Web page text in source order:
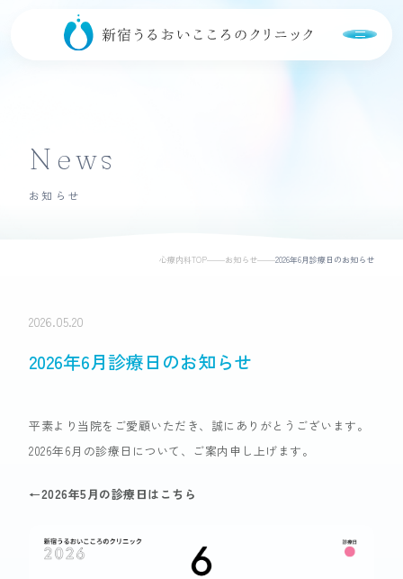
News
お知らせ
心療内科TOP お知らせ 2026年6月診療日のお知らせ
2026.05.20
2026年6月診療日のお知らせ
平素より当院をご愛顧いただき、誠にありがとうございます。
2026年6月の診療日について、ご案内申し上げます。
←2026年5月の診療日はこちら
初めての方へ
病名
発達障害・気質
症状
即日発行